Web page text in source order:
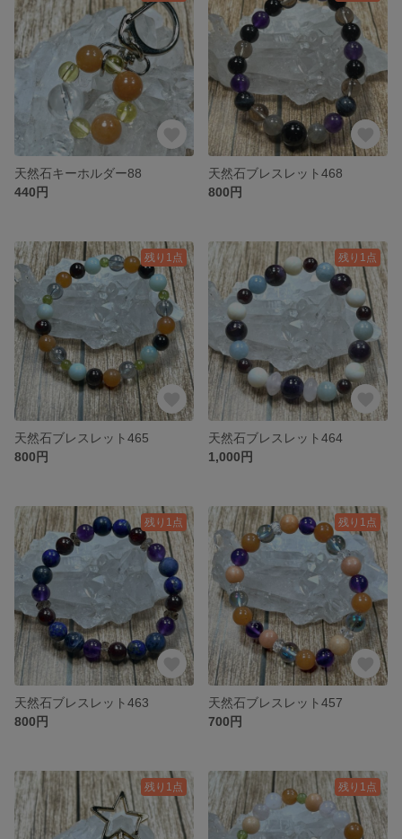
天然石キーホルダー88
440円
天然石ブレスレット468
800円
残り1点
天然石ブレスレット465
800円
残り1点
天然石ブレスレット464
1,000円
残り1点
天然石ブレスレット463
800円
残り1点
天然石ブレスレット457
700円
残り1点 残り1点